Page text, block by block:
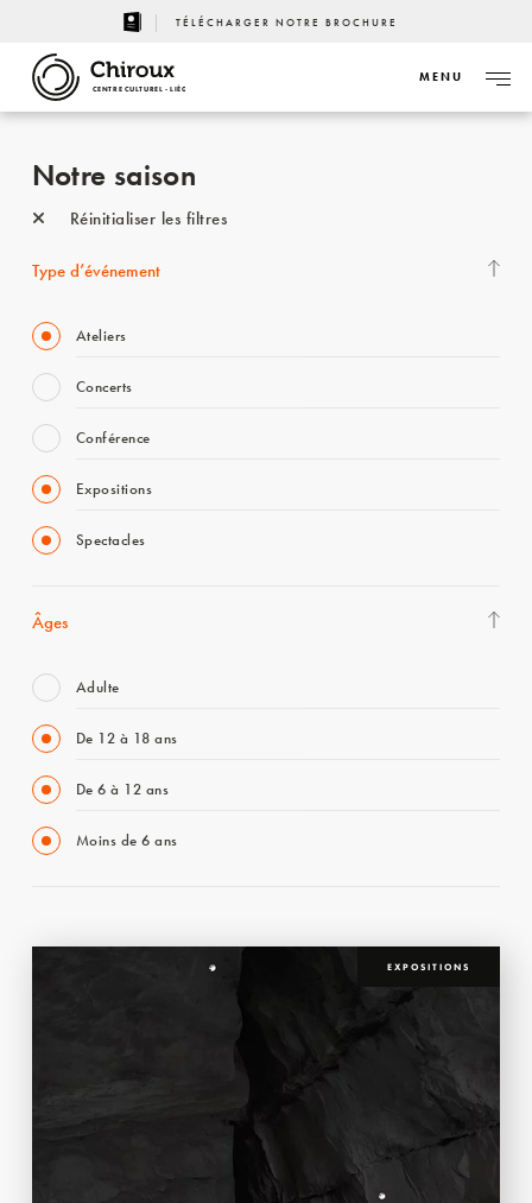
TÉLÉCHARGER NOTRE BROCHURE
CENTRE CULTUREL - LIÈGE
MENU
Notre saison
Réinitialiser les filtres
Type d’événement
Ateliers
Concerts
Conférence
Expositions
Spectacles
Âges
Adulte
De 12 à 18 ans
De 6 à 12 ans
Moins de 6 ans
EXPOSITIONS